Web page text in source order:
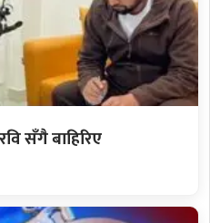
सँगै बाहिरिए